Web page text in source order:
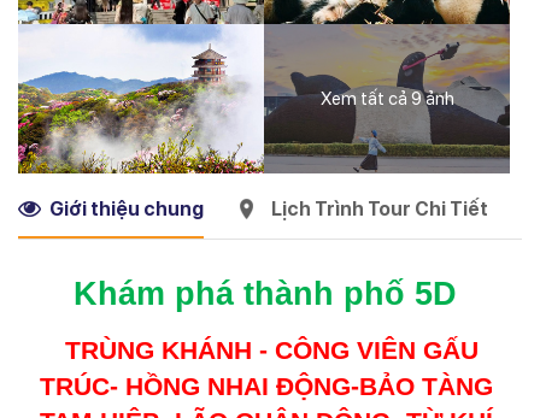
Xem tất cả 9 ảnh
Giới thiệu chung Lịch Trình Tour Chi Tiết
Khám phá thành phố 5D
TRÙNG KHÁNH - CÔNG VIÊN GẤU
TRÚC- HỒNG NHAI ĐỘNG-BẢO TÀNG